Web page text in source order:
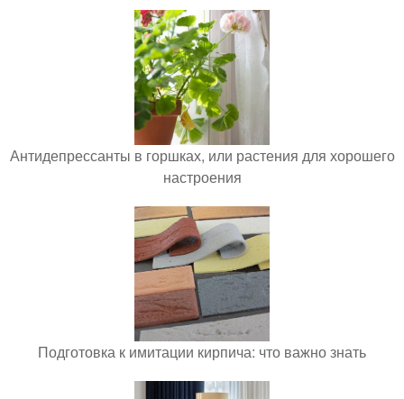
Антидепрессанты в горшках, или растения для хорошего
настроения
Подготовка к имитации кирпича: что важно знать